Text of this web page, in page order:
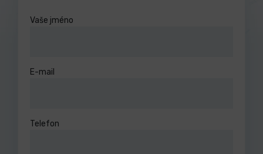
Vaše jméno
E-mail
Telefon